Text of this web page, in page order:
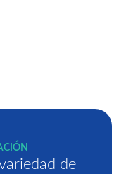
de